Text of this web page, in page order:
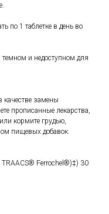
по 1 таблетке в день во
и недоступном для
качестве замены
прописанные лекарства,
кормите грудью,
пищевых добавок.
TRAACS® Ferrochel®)‡) 30